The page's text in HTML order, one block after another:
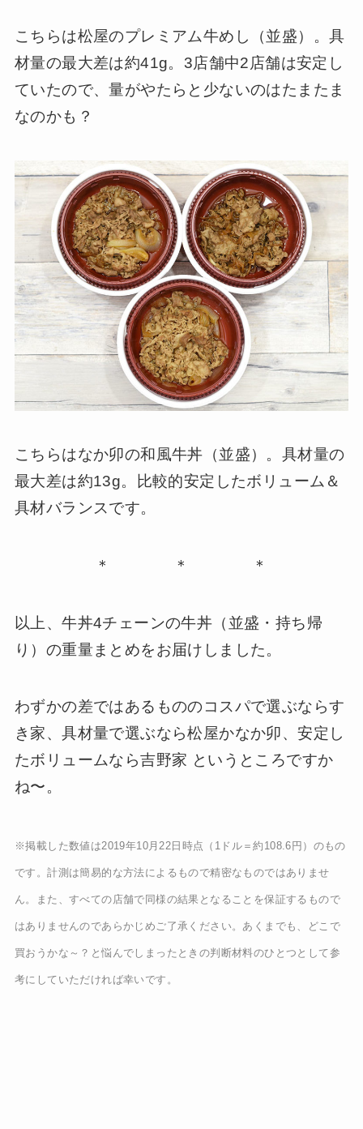
こちらは松屋のプレミアム牛めし（並盛）。具
材量の最大差は約41g。3店舗中2店舗は安定し
ていたので、量がやたらと少ないのはたまたま
なのかも？
こちらはなか卯の和風牛丼（並盛）。具材量の
最大差は約13g。比較的安定したボリューム＆
具材バランスです。
＊ ＊ ＊
以上、牛丼4チェーンの牛丼（並盛・持ち帰
り）の重量まとめをお届けしました。
わずかの差ではあるもののコスパで選ぶならす
き家、具材量で選ぶなら松屋かなか卯、安定し
たボリュームなら吉野家 というところですか
ね〜。
※掲載した数値は2019年10月22日時点（1ドル＝約108.6円）のもの
です。計測は簡易的な方法によるもので精密なものではありませ
ん。また、すべての店舗で同様の結果となることを保証するもので
はありませんのであらかじめご了承ください。あくまでも、どこで
買おうかな～？と悩んでしまったときの判断材料のひとつとして参
考にしていただければ幸いです。